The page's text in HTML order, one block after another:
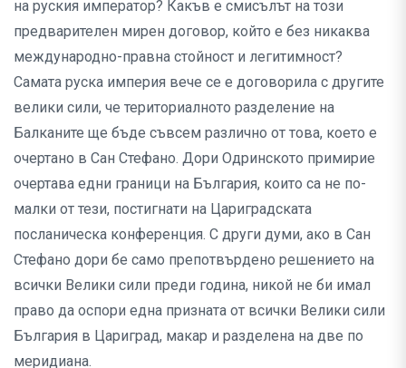
на руския император? Какъв е смисълът на този
предварителен мирен договор, който е без никаква
международно-правна стойност и легитимност?
Самата руска империя вече се е договорила с другите
велики сили, че териториалното разделение на
Балканите ще бъде съвсем различно от това, което е
очертано в Сан Стефано. Дори Одринското примирие
очертава едни граници на България, които са не по-
малки от тези, постигнати на Цариградската
посланическа конференция. С други думи, ако в Сан
Стефано дори бе само препотвърдено решението на
всички Велики сили преди година, никой не би имал
право да оспори една призната от всички Велики сили
България в Цариград, макар и разделена на две по
меридиана.